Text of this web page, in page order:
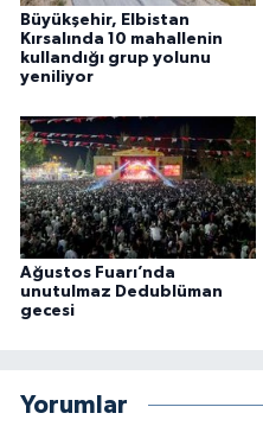
Büyükşehir, Elbistan
Kırsalında 10 mahallenin
kullandığı grup yolunu
yeniliyor
Ağustos Fuarı’nda
unutulmaz Dedublüman
gecesi
Yorumlar